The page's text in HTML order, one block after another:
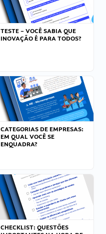
TESTE – VOCÊ SABIA QUE
INOVAÇÃO É PARA TODOS?
CATEGORIAS DE EMPRESAS:
EM QUAL VOCÊ SE
ENQUADRA?
CHECKLIST: QUESTÕES